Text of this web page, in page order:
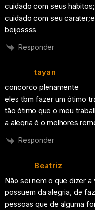
cuidado com seus
cuidado com seu
beijossss
Responder
tayan
concordo plenamente
eles tbm fazer um ótimo
tão ótimo que o meu
a alegria é o melhores
Responder
Beatriz
Não sei nem o que dizer
possuem da alegria, de
pessoas que de alguma